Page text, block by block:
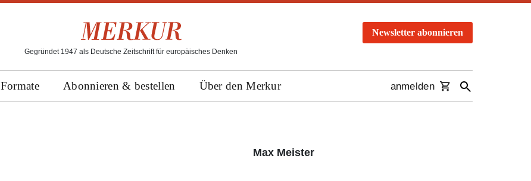
Gegründet 1947 als Deutsche Zeitschrift für europäisches Denken
Newsletter abonnieren
Formate Abonnieren & bestellen Über den Merkur anmelden
Max Meister